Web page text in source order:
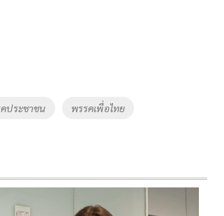
ประชาชน พรรคเพื่อไทย